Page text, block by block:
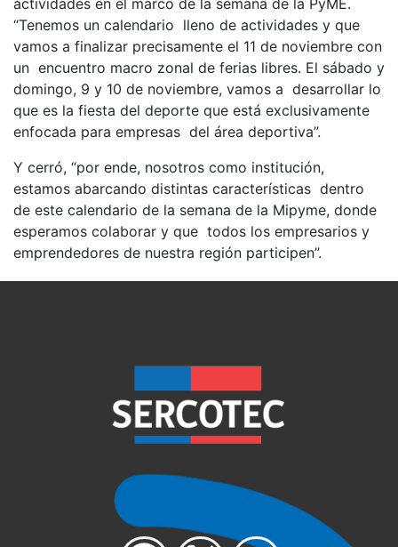
actividades en el marco de la semana de la PyME.
“Tenemos un calendario lleno de actividades y que
vamos a finalizar precisamente el 11 de noviembre con
un encuentro macro zonal de ferias libres. El sábado y
domingo, 9 y 10 de noviembre, vamos a desarrollar lo
que es la fiesta del deporte que está exclusivamente
enfocada para empresas del área deportiva”.
Y cerró, “por ende, nosotros como institución,
estamos abarcando distintas características dentro
de este calendario de la semana de la Mipyme, donde
esperamos colaborar y que todos los empresarios y
emprendedores de nuestra región participen”.